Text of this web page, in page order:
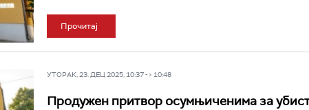
Прочитај
УТОРАК, 23. ДЕЦ 2025, 10:37 -> 10:48
Продужен притвор осумњиченима за